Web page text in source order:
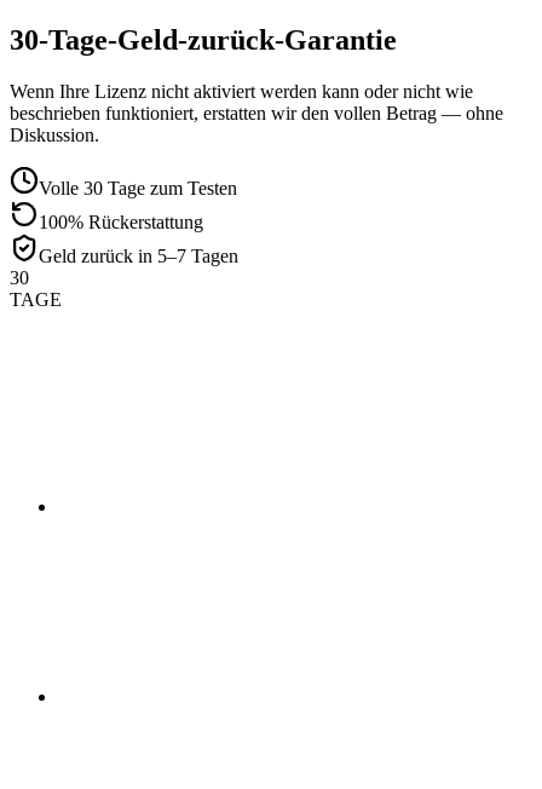
30-Tage-Geld-zurück-Garantie
Wenn Ihre Lizenz nicht aktiviert werden kann oder nicht wie
beschrieben funktioniert, erstatten wir den vollen Betrag — ohne
Diskussion.
Volle 30 Tage zum Testen
100% Rückerstattung
Geld zurück in 5–7 Tagen
30
TAGE